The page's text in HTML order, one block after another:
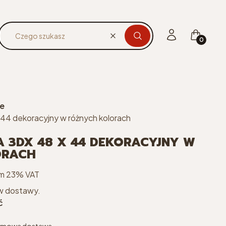
WyczyśćCzego szukasz
Zaloguj sięKoszyk
dekoracyjny w różnych kolorach
3DX 48 X 44 DEKORACYJNY W
23% VAT
23%VAT
dostawy.